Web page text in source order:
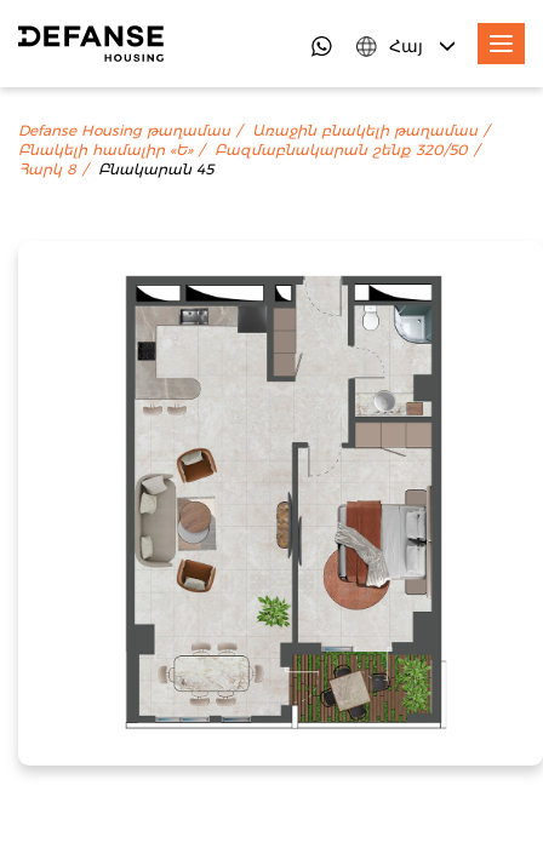
Հայ
Defanse Housing թաղամաս
Առաջին բնակելի թաղամաս
Բնակելի համալիր «Ե»
Բազմաբնակարան շենք 320/50
Հարկ 8
Բնակարան 45